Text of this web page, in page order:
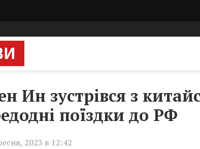
Ин зустрівся з
поїздки до РФ
2023 в 12:42